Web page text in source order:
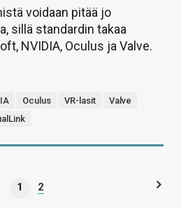
voidaan pitää jo
sillä standardin takaa
NVIDIA, Oculus ja Valve.
Oculus VR-lasit
Valve
1 2